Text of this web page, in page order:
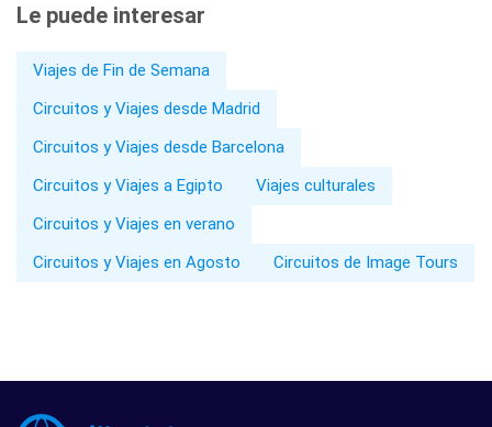
Le puede interesar
Viajes de Fin de Semana
Circuitos y Viajes desde Madrid
Circuitos y Viajes desde Barcelona
Circuitos y Viajes a Egipto
Viajes culturales
Circuitos y Viajes en verano
Circuitos y Viajes en Agosto
Circuitos de Image Tours